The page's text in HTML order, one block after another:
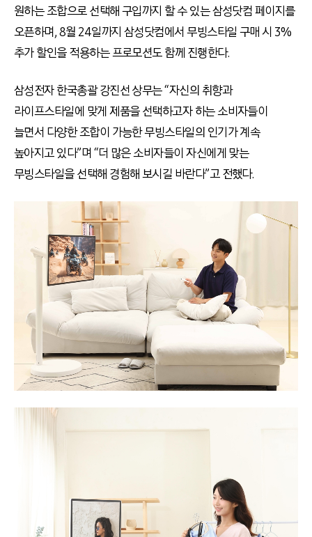
원하는 조합으로 선택해 구입까지 할 수 있는 삼성닷컴 페이지를
오픈하며, 8월 24일까지 삼성닷컴에서 무빙스타일 구매 시 3%
추가 할인을 적용하는 프로모션도 함께 진행한다.
삼성전자 한국총괄 강진선 상무는 “자신의 취향과
라이프스타일에 맞게 제품을 선택하고자 하는 소비자들이
늘면서 다양한 조합이 가능한 무빙스타일의 인기가 계속
높아지고 있다”며 “더 많은 소비자들이 자신에게 맞는
무빙스타일을 선택해 경험해 보시길 바란다”고 전했다.